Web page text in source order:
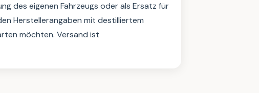
des eigenen Fahrzeugs oder als Ersatz für
Herstellerangaben mit destilliertem
möchten. Versand ist